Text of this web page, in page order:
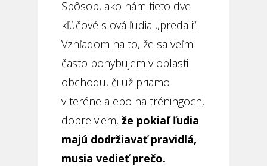
Spôsob, ako nám tieto dve
kľúčové slová ľudia ,,predali“.
Vzhľadom na to, že sa veľmi
často pohybujem v oblasti
obchodu, či už priamo
v teréne alebo na tréningoch,
dobre viem, že pokiaľ ľudia
majú dodržiavať pravidlá,
musia vedieť prečo.